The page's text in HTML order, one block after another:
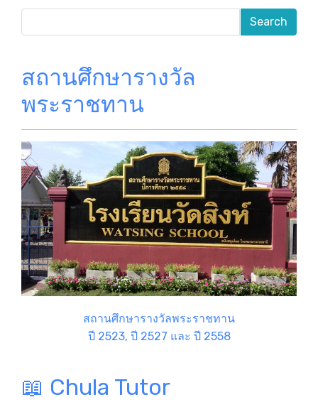
สถานศึกษารางวัล
พระราชทาน
สถานศึกษารางวัลพระราชทาน
ปี 2523, ปี 2527 และ ปี 2558
📖 Chula Tutor